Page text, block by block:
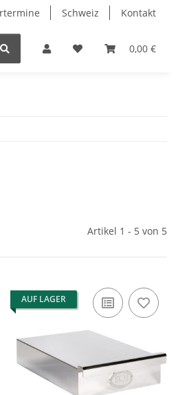
Schweiz Kontakt
0,00 €
Artikel 1 - 5 von 5
AUF LAGER